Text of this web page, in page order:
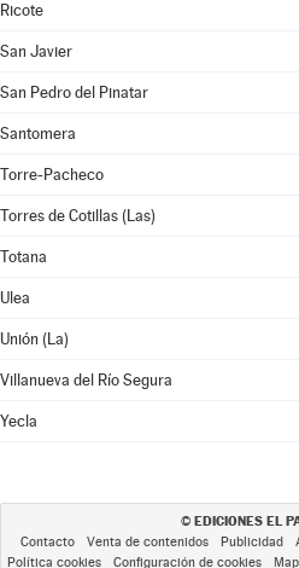
Ricote
San Javier
San Pedro del Pinatar
Santomera
Torre-Pacheco
Torres de Cotillas (Las)
Totana
Ulea
Unión (La)
Villanueva del Río Segura
Yecla
© EDICIONES EL
Contacto Venta de contenidos Publicidad
Política cookies
Configuración de cookies